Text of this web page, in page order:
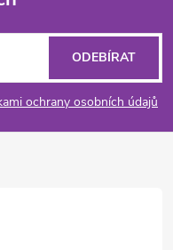
ochrany osobních údajů
ODEBÍRAT